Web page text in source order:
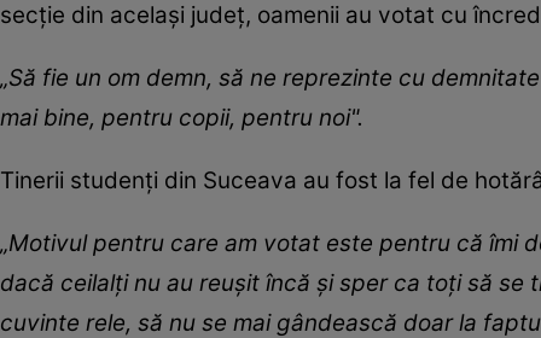
secție din același județ, oamenii au votat cu
„Să fie un om demn, să ne reprezinte cu
mai bine, pentru copii, pentru noi".
Tinerii studenți din Suceava au fost la fel de
„Motivul pentru care am votat este pentru că îmi
dacă ceilalţi nu au reuşit încă și sper ca toți să
cuvinte rele, să nu se mai gândească doar la